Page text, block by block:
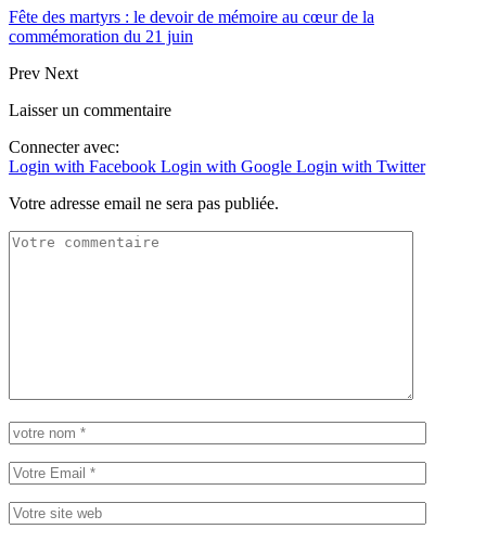
Fête des martyrs : le devoir de mémoire au cœur de la
commémoration du 21 juin
Prev Next
Laisser un commentaire
Connecter avec:
Login with Facebook Login with Google Login with Twitter
Votre adresse email ne sera pas publiée.